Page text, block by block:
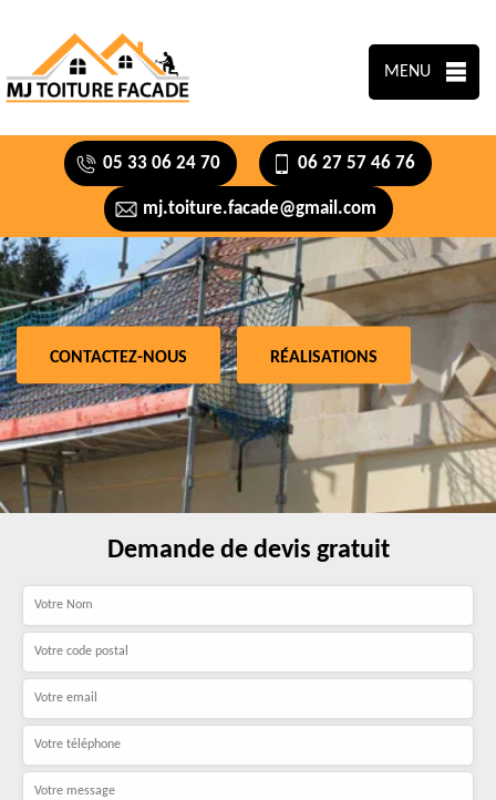
MENU
05 33 06 24 70 06 27 57 46 76
mj.toiture.facade@gmail.com
CONTACTEZ-NOUS RÉALISATIONS
Demande de devis gratuit